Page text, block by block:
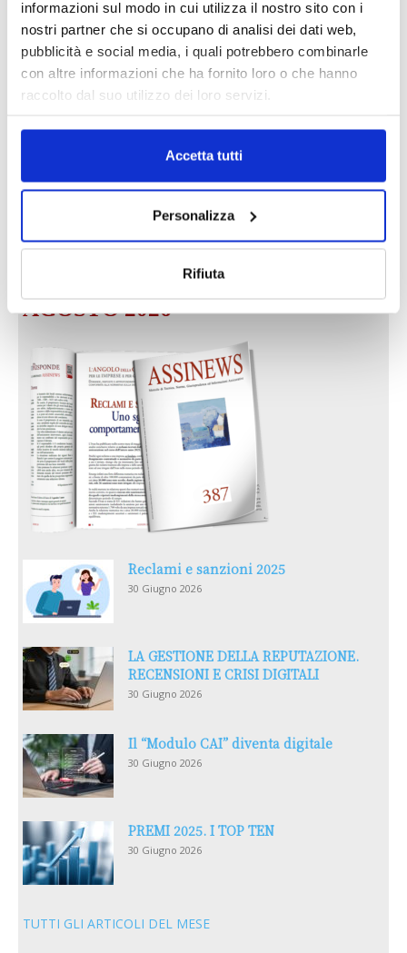
informazioni sul modo in cui utilizza il nostro sito con i
nostri partner che si occupano di analisi dei dati web,
pubblicità e social media, i quali potrebbero combinarle
con altre informazioni che ha fornito loro o che hanno
raccolto dal suo utilizzo dei loro servizi.
Accetta tutti
Personalizza
Rifiuta
DALLE AZIENDENotizie sponsorizzate
Prima Assicurazioni: grande
partecipazione alla Convention degli
dell’IA sul futuro e oltre)
1 Luglio 2026
IL MENSILE ASSINEWS LUGLIO-
AGOSTO 2026
Reclami e sanzioni 2025
30 Giugno 2026
LA GESTIONE DELLA REPUTAZIONE.
RECENSIONI E CRISI DIGITALI
30 Giugno 2026
Il “Modulo CAI” diventa digitale
30 Giugno 2026
PREMI 2025. I TOP TEN
30 Giugno 2026
TUTTI GLI ARTICOLI DEL MESE